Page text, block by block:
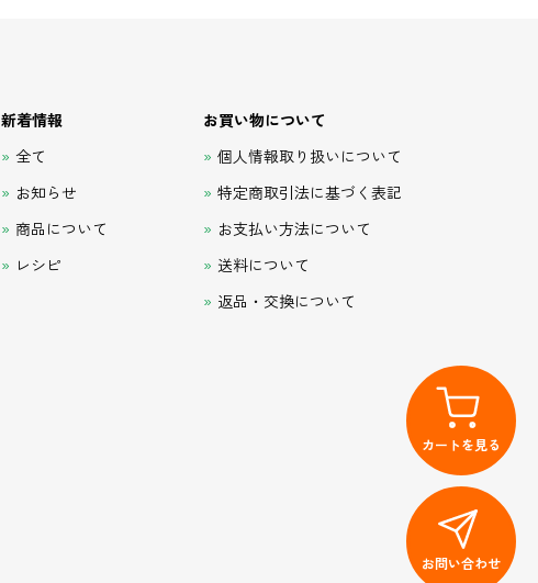
新着情報
全て
お知らせ
商品について
レシピ
お買い物について
個人情報取り扱いについて
特定商取引法に基づく表記
お支払い方法について
送料について
返品・交換について
カートを見る
お問い合わせ